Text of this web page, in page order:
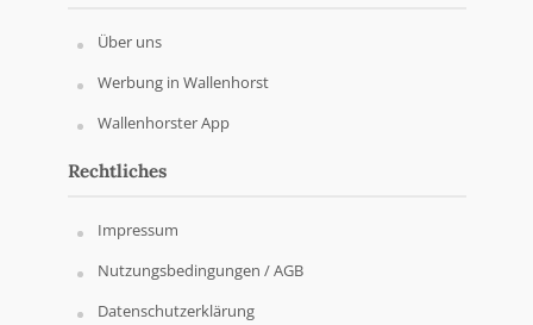
Über uns
Werbung in Wallenhorst
Wallenhorster App
Rechtliches
Impressum
Nutzungsbedingungen / AGB
Datenschutzerklärung